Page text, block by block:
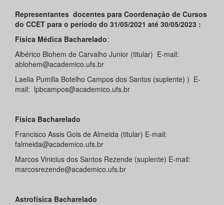
Representantes docentes para Coordenação de Cursos
do CCET para o período do 31/05/2021 até 30/05/2023 :
Física Médica Bacharelado:
Albérico Blohem de Carvalho Junior (titular) E-mail:
ablohem@academico.ufs.br
Laelia Pumilla Botelho Campos dos Santos (suplente) ) E-
mail: lpbcampos@academico.ufs.br
Física Bacharelado
Francisco Assis Gois de Almeida (titular) E-mail:
falmeida@academico.ufs.br
Marcos Vinicius dos Santos Rezende (suplente) E-mail:
marcosrezende@academico.ufs.br
Astrofísica Bacharelado